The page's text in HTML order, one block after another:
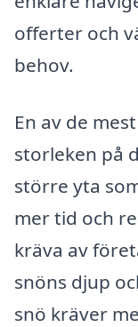
offerter och
behov.
En av de
storleken på
större yta
mer tid och
kräva av
snöns djup
snö kräver